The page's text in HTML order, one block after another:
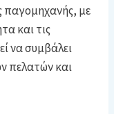
παγομηχανής, με
και τις
να συμβάλει
πελατών και